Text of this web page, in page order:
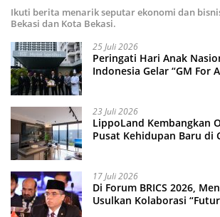
Ikuti berita menarik seputar ekonomi dan
Bekasi dan Kota Bekasi.
25 Juli 2026
Peringati Hari Anak
Indonesia Gelar “GM For
23 Juli 2026
LippoLand Kembangkan
Pusat Kehidupan Baru di
17 Juli 2026
Di Forum BRICS 2026,
Usulkan Kolaborasi